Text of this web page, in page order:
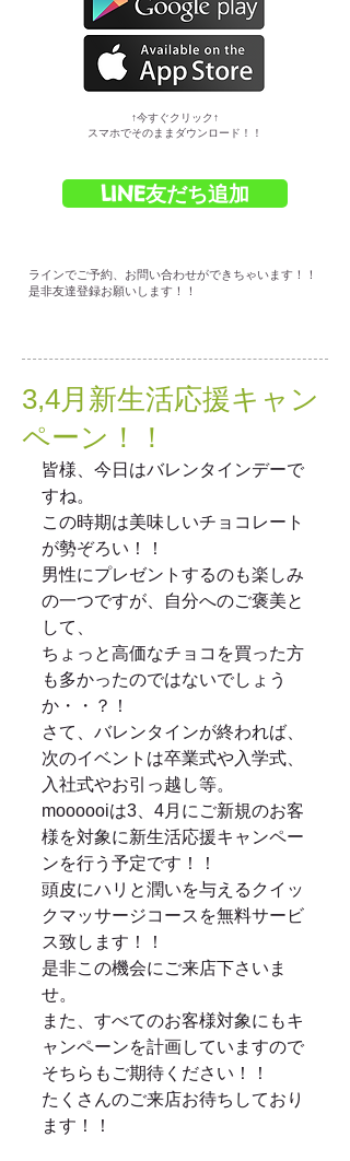
​↑今すぐクリック↑
スマホでそのままダウンロード！！
LINE友だち追加
ラインでご予約、お問い合わせができちゃいます！！
是非友達登録お願いします！！
3,4月新生活応援キャン
ペーン！！
皆様、今日はバレンタインデーで
すね。
この時期は美味しいチョコレート
が勢ぞろい！！
男性にプレゼントするのも楽しみ
の一つですが、自分へのご褒美と
して、
ちょっと高価なチョコを買った方
も多かったのではないでしょう
か・・？！
さて、バレンタインが終われば、
次のイベントは卒業式や入学式、
入社式やお引っ越し等。
moooooiは3、4月にご新規のお客
様を対象に新生活応援キャンペー
ンを行う予定です！！
頭皮にハリと潤いを与えるクイッ
クマッサージコースを無料サービ
ス致します！！
是非この機会にご来店下さいま
せ。
また、すべてのお客様対象にもキ
ャンペーンを計画していますので
そちらもご期待ください！！
たくさんのご来店お待ちしており
ます！！